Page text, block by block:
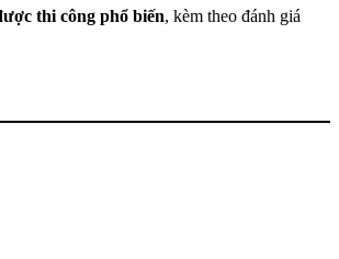
thi công phổ biến, kèm theo đánh giá